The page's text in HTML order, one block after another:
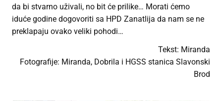
da bi stvarno uživali, no bit će prilike… Morati ćemo
iduće godine dogovoriti sa HPD Zanatlija da nam se ne
preklapaju ovako veliki pohodi…
Tekst: Miranda
Fotografije: Miranda, Dobrila i HGSS stanica Slavonski
Brod